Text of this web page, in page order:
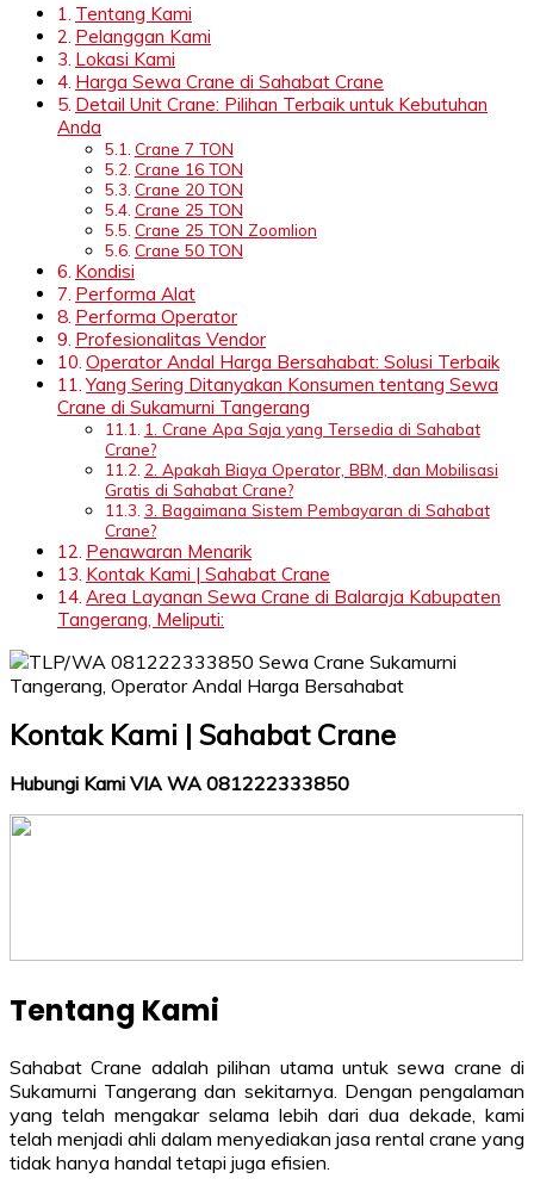
Tentang Kami
Pelanggan Kami
Lokasi Kami
Harga Sewa Crane di Sahabat Crane
Detail Unit Crane: Pilihan Terbaik untuk Kebutuhan
Anda
Crane 7 TON
Crane 16 TON
Crane 20 TON
Crane 25 TON
Crane 25 TON Zoomlion
Crane 50 TON
Kondisi
Performa Alat
Performa Operator
Profesionalitas Vendor
Operator Andal Harga Bersahabat: Solusi Terbaik
Yang Sering Ditanyakan Konsumen tentang Sewa
Crane di Sukamurni Tangerang
1. Crane Apa Saja yang Tersedia di Sahabat
Crane?
2. Apakah Biaya Operator, BBM, dan Mobilisasi
Gratis di Sahabat Crane?
3. Bagaimana Sistem Pembayaran di Sahabat
Crane?
Penawaran Menarik
Kontak Kami | Sahabat Crane
Area Layanan Sewa Crane di Balaraja Kabupaten
Tangerang, Meliputi:
Kontak Kami | Sahabat Crane
Hubungi Kami VIA WA 081222333850
Tentang Kami
Sahabat Crane adalah pilihan utama untuk sewa crane di
Sukamurni Tangerang dan sekitarnya. Dengan pengalaman
yang telah mengakar selama lebih dari dua dekade, kami
telah menjadi ahli dalam menyediakan jasa rental crane yang
tidak hanya handal tetapi juga efisien.